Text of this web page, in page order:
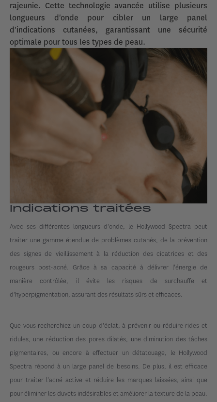
rajeunie. Cette technologie avancée utilise plusieurs
longueurs d'onde pour cibler un large panel
d'indications cutanées, garantissant une sécurité
optimale pour tous les types de peau.
Indications traitées
Avec ses différentes longueurs d'onde, le Hollywood Spectra peut
traiter une gamme étendue de problèmes cutanés, de la prévention
des signes de vieillissement à la réduction des cicatrices et des
rougeurs post-acné. Grâce à sa capacité à délivrer l'énergie de
manière contrôlée, il évite les risques de surchauffe et
d'hyperpigmentation, assurant des résultats sûrs et efficaces.
Que vous recherchiez un coup d'éclat, à prévenir ou réduire rides et
ridules, une réduction des pores dilatés, une diminution des tâches
pigmentaires, ou encore à effectuer un détatouage, le Hollywood
Spectra répond à un large panel de besoins. De plus, il est efficace
pour traiter l'acné active et réduire les marques laissées, ainsi que
pour éliminer les duvets indésirables et améliorer la texture de la peau.